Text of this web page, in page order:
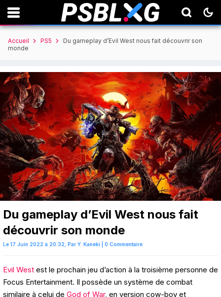
Accueil PS5
Du gameplay d’Evil West nous fait découvrir son
monde
Du gameplay d’Evil West nous fait
découvrir son monde
Le 17 Juin 2022 à 20:32, Par Y. Kaneki 0 Commentaire
Evil West est le prochain jeu d’action à la troisième personne de
Focus Entertainment. Il possède un système de combat
similaire à celui de God of War, en version cow-boy et